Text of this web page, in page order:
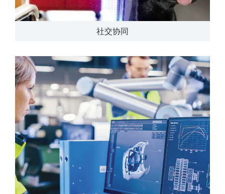
社交协同